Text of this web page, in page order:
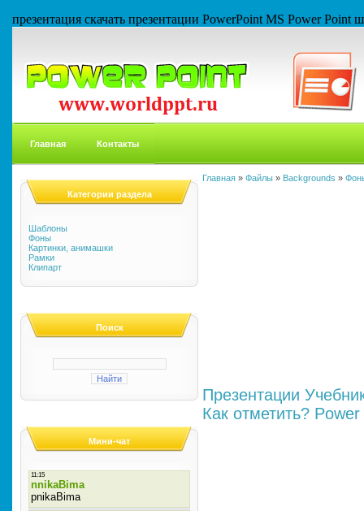
презентация скачать презентации PowerPoint MS Power
Главная Контакты
Категории раздела
Шаблоны
Фоны
Картинки, анимашки
Рамки
Клипарт
Поиск
Мини-чат
Главная » Файлы » Backgrounds »
Презентации
Как отметить?